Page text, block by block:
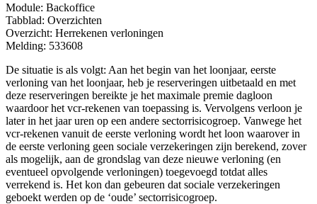
Module: Backoffice
Tabblad: Overzichten
Overzicht: Herrekenen verloningen
Melding: 533608
De situatie is als volgt: Aan het begin van het loonjaar, eerste
verloning van het loonjaar, heb je reserveringen uitbetaald en met
deze reserveringen bereikte je het maximale premie dagloon
waardoor het vcr-rekenen van toepassing is. Vervolgens verloon je
later in het jaar uren op een andere sectorrisicogroep. Vanwege het
vcr-rekenen vanuit de eerste verloning wordt het loon waarover in
de eerste verloning geen sociale verzekeringen zijn berekend, zover
als mogelijk, aan de grondslag van deze nieuwe verloning (en
eventueel opvolgende verloningen) toegevoegd totdat alles
verrekend is. Het kon dan gebeuren dat sociale verzekeringen
geboekt werden op de ‘oude’ sectorrisicogroep.